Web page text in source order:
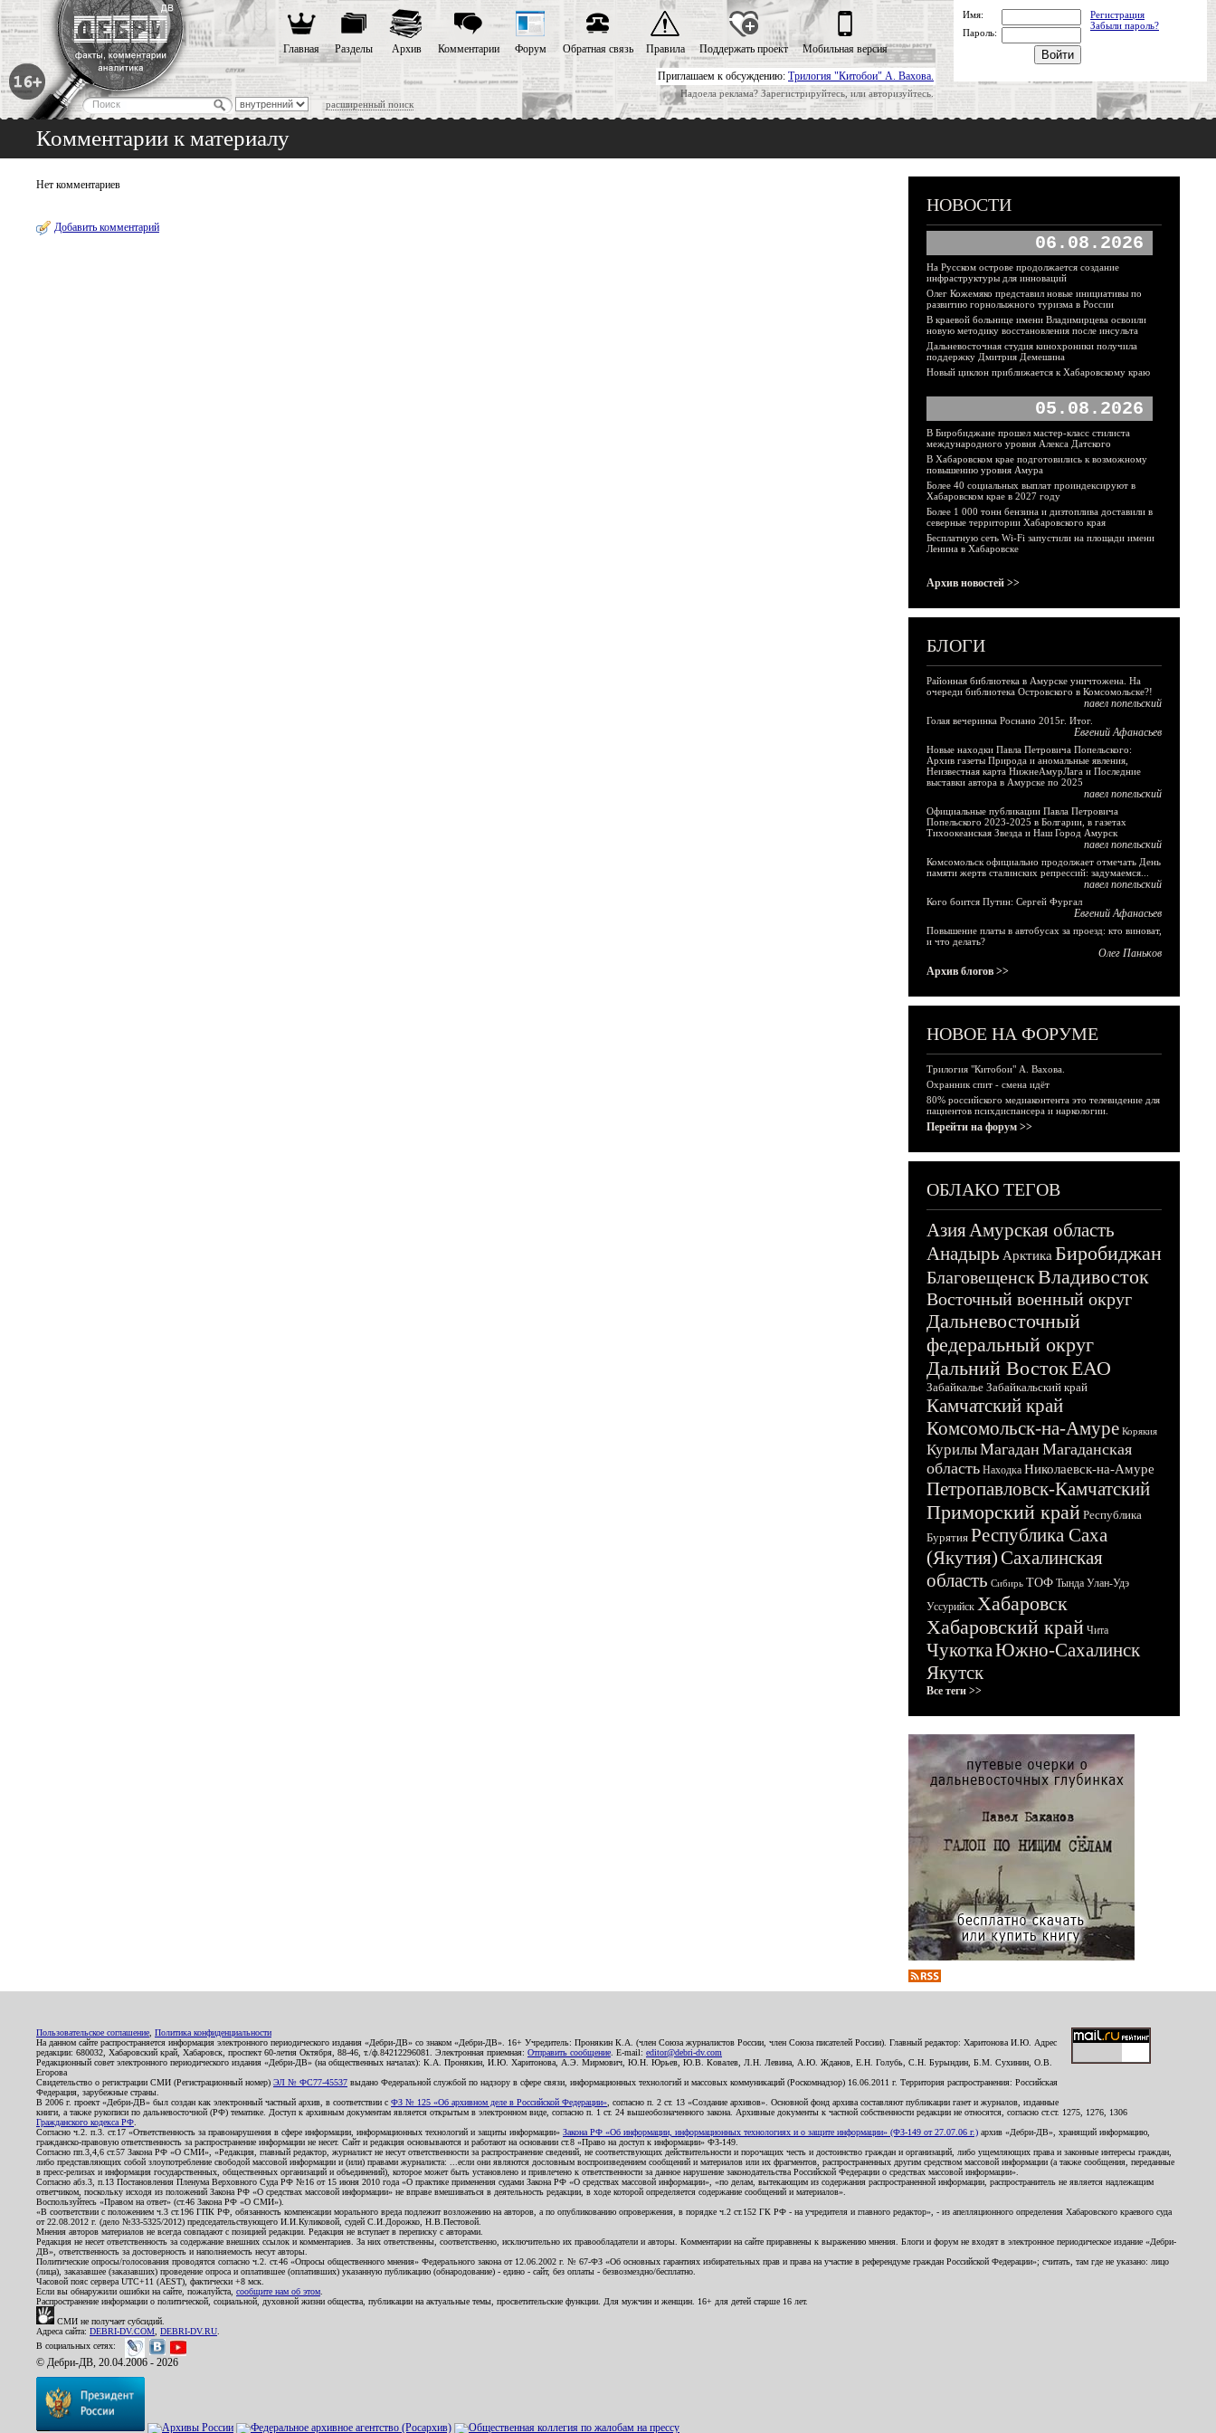
Приглашаем к обсуждению: Трилогия "Китобои" А. Вахова.
Надоела реклама? Зарегистрируйтесь, или авторизуйтесь.
расширенный поиск
Главная Разделы Архив Комментарии Форум Обратная связь Правила Поддержать проект Мобильная версия
Имя:
Регистрация
Забыли пароль?
Пароль:
Комментарии к материалу
Нет комментариев
Добавить комментарий
НОВОСТИ
06.08.2026
На Русском острове продолжается создание
инфраструктуры для инноваций
Олег Кожемяко представил новые инициативы по
развитию горнолыжного туризма в России
В краевой больнице имени Владимирцева освоили
новую методику восстановления после инсульта
Дальневосточная студия кинохроники получила
поддержку Дмитрия Демешина
Новый циклон приближается к Хабаровскому краю
05.08.2026
В Биробиджане прошел мастер-класс стилиста
международного уровня Алекса Датского
В Хабаровском крае подготовились к возможному
повышению уровня Амура
Более 40 социальных выплат проиндексируют в
Хабаровском крае в 2027 году
Более 1 000 тонн бензина и дизтоплива доставили в
северные территории Хабаровского края
Бесплатную сеть Wi-Fi запустили на площади имени
Ленина в Хабаровске
Архив новостей >>
БЛОГИ
Районная библиотека в Амурске уничтожена. На
очереди библиотека Островского в Комсомольске?!
павел попельский
Голая вечеринка Роснано 2015г. Итог.
Евгений Афанасьев
Новые находки Павла Петровича Попельского:
Архив газеты Природа и аномальные явления,
Неизвестная карта НижнеАмурЛага и Последние
выставки автора в Амурске по 2025
павел попельский
Официальные публикации Павла Петровича
Попельского 2023-2025 в Болгарии, в газетах
Тихоокеанская Звезда и Наш Город Амурск
павел попельский
Комсомольск официально продолжает отмечать День
памяти жертв сталинских репрессий: задумаемся...
павел попельский
Кого боится Путин: Сергей Фургал
Евгений Афанасьев
Повышение платы в автобусах за проезд: кто виноват,
и что делать?
Олег Паньков
Архив блогов >>
НОВОЕ НА ФОРУМЕ
Трилогия "Китобои" А. Вахова.
Охранник спит - смена идёт
80% российского медиаконтента это телевидение для
пациентов психдиспансера и наркологии.
Перейти на форум >>
ОБЛАКО ТЕГОВ
АзияАмурская область
Анадырь Арктика Биробиджан
БлаговещенскВладивосток
Восточный военный округ
Дальневосточный
федеральный округ
Дальний ВостокЕАО
Забайкалье Забайкальский край
Камчатский край
Комсомольск-на-Амуре Корякия
КурилыМагадан Магаданская
область Находка Николаевск-на-Амуре
Петропавловск-Камчатский
Приморский край Республика
Бурятия Республика Саха
(Якутия)Сахалинская
область Сибирь ТОФ Тында Улан-Удэ
Уссурийск Хабаровск
Хабаровский край Чита
ЧукоткаЮжно-Сахалинск
Якутск
Все теги >>
Пользовательское соглашение Политика конфиденциальности
На данном сайте распространяется информация электронного периодического издания «Дебри-ДВ» со знаком «Дебри-ДВ». 16+ Учредитель: Пронякин К.А. (член Союза журналистов России, член Союза писателей России). Главный редактор: Харитонова И.Ю. Адрес
редакции: 680032, Хабаровский край, Хабаровск, проспект 60-летия Октября, 88-46, т./ф.84212296081. Электронная приемная: Отправить сообщение . E-mail: editor@debri-dv.com
Редакционный совет электронного периодического издания «Дебри-ДВ» (на общественных началах): К.А. Пронякин, И.Ю. Харитонова, А.Э. Мирмович, Ю.Н. Юрьев, Ю.В. Ковалев, Л.Н. Левина, А.Ю. Жданов, Е.Н. Голубь, С.Н. Бурындин, Б.М. Сухинин, О.В.
Егорова
Свидетельство о регистрации СМИ (Регистрационный номер) ЭЛ № ФС77-45537 выдано Федеральной службой по надзору в сфере связи, информационных технологий и массовых коммуникаций (Роскомнадзор) 16.06.2011 г. Территория распространения: Российская
Федерация, зарубежные страны.
В 2006 г. проект «Дебри-ДВ» был создан как электронный частный архив, в соответствии с ФЗ № 125 «Об архивном деле в Российской Федерации» , согласно п. 2 ст. 13 «Создание архивов». Основной фонд архива составляют публикации газет и журналов, изданные
книги, а также рукописи по дальневосточной (РФ) тематике. Доступ к архивным документам является открытым в электронном виде, согласно п. 1 ст. 24 вышеобозначенного закона. Архивные документы к частной собственности редакции не относятся, согласно ст.ст. 1275, 1276, 1306
Гражданского кодекса РФ
Согласно ч.2. п.3. ст.17 «Ответственность за правонарушения в сфере информации, информационных технологий и защиты информации» Закона РФ «Об информации, информационных технологиях и о защите информации» (ФЗ-149 от 27.07.06 г.) архив «Дебри-ДВ», хранящий информацию,
гражданско-правовую ответственность за распространение информации не несет. Сайт и редакция основываются и работают на основании ст.8 «Право на доступ к информации» ФЗ-149.
Согласно пп.3,4,6 ст.57 Закона РФ «О СМИ», «Редакция, главный редактор, журналист не несут ответственности за распространение сведений, не соответствующих действительности и порочащих честь и достоинство граждан и организаций, либо ущемляющих права и законные интересы граждан,
либо представляющих собой злоупотребление свободой массовой информации и (или) правами журналиста: ...если они являются дословным воспроизведением сообщений и материалов или их фрагментов, распространенных другим средством массовой информации (а также сообщения, переданные
в пресс-релизах и информация государственных, общественных организаций и объединений), которое может быть установлено и привлечено к ответственности за данное нарушение законодательства Российской Федерации о средствах массовой информации».
Согласно абз.3, п.13 Постановления Пленума Верховного Суда РФ №16 от 15 июня 2010 года «О практике применения судами Закона РФ «О средствах массовой информации», «по делам, вытекающим из содержания распространенной информации, распространитель не является надлежащим
ответчиком, поскольку исходя из положений Закона РФ «О средствах массовой информации» не вправе вмешиваться в деятельность редакции, в ходе которой определяется содержание сообщений и материалов».
Воспользуйтесь «Правом на ответ» (ст.46 Закона РФ «О СМИ»).
«В соответствии с положением ч.3 ст.196 ГПК РФ, обязанность компенсации морального вреда подлежит возложению на авторов, а по опубликованию опровержения, в порядке ч.2 ст.152 ГК РФ - на учредителя и главного редактор», - из апелляционного определения Хабаровского краевого суда
от 22.08.2012 г. (дело №33-5325/2012) председательствующего И.И.Куликовой, судей С.И.Дорожко, Н.В.Пестовой.
Мнения авторов материалов не всегда совпадают с позицией редакции. Редакция не вступает в переписку с авторами.
Редакция не несет ответственность за содержание внешних ссылок и комментариев. За них ответственны, соответственно, исключительно их правообладатели и авторы. Комментарии на сайте приравнены к выражению мнения. Блоги и форум не входят в электронное периодическое издание «Дебри-
ДВ», ответственность за достоверность и наполняемость несут авторы.
Политические опросы/голосования проводятся согласно ч.2. ст.46 «Опросы общественного мнения» Федерального закона от 12.06.2002 г. № 67-ФЗ «Об основных гарантиях избирательных прав и права на участие в референдуме граждан Российской Федерации»; считать, там где не указано: лицо
(лица), заказавшее (заказавших) проведение опроса и оплатившее (оплативших) указанную публикацию (обнародование) - едино - сайт, без оплаты - безвозмездно/бесплатно.
Часовой пояс сервера UTC+11 (AEST), фактически +8 мск.
Если вы обнаружили ошибки на сайте, пожалуйста, сообщите нам об этом
Распространение информации о политической, социальной, духовной жизни общества, публикации на актуальные темы, просветительские функции. Для мужчин и женщин. 16+ для детей старше 16 лет.
СМИ не получает субсидий.
Адреса сайта: DEBRI-DV.COM DEBRI-DV.RU
В социальных сетях:
© Дебри-ДВ, 20.04.2006 - 2026